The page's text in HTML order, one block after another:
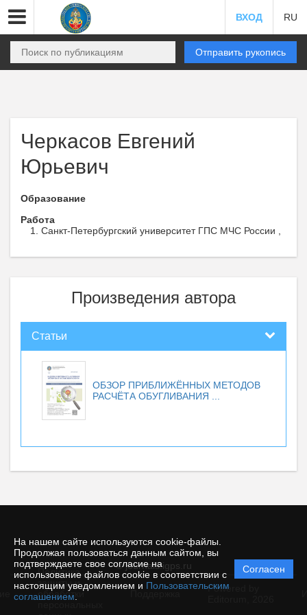
На нашем сайте используются cookie-файлы.
Продолжая пользоваться данным сайтом, вы
подтверждаете свое согласие на
использование файлов cookie в соответствии с
настоящим уведомлением и Пользовательским
соглашением
Согласен
ВХОД RU
Отправить рукопись
Черкасов Евгений
Юрьевич
Образование
Работа
Санкт-Петербургский университет ГПС МЧС России ,
Произведения автора
Статьи
ОБЗОР ПРИБЛИЖЁННЫХ МЕТОДОВ
РАСЧЁТА ОБУГЛИВАНИЯ ...
© journals.igps.ru
Политика
защиты и
обработки
Powered by